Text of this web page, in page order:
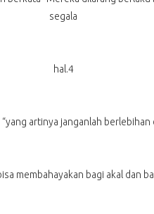
segala
hal.4
artinya janganlah berlebihan
membahayakan bagi akal dan